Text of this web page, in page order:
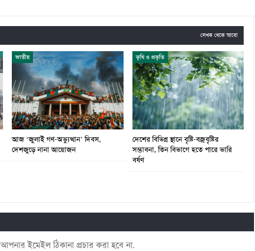
লেখক থেকে আরো
জাতীয়
আজ ‘জুলাই গণ-অভ্যুত্থান’ দিবস,
দেশজুড়ে নানা আয়োজন
কৃষি ও প্রকৃতি
দেশের বিভিন্ন স্থানে বৃষ্টি-বজ্রবৃষ্টির
সম্ভাবনা, তিন বিভাগে হতে পারে ভারি
বর্ষণ
আপনার ইমেইল ঠিকানা প্রচার করা হবে না.